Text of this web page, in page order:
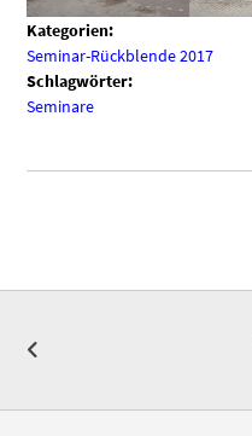
Kategorien:
Seminar-Rückblende 2017
Schlagwörter:
Seminare